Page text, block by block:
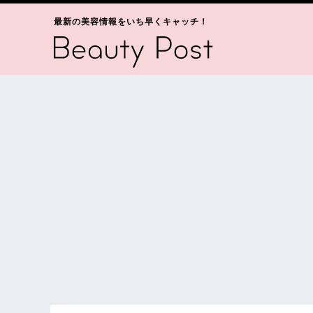
最新の美容情報をいち早くキャッチ！